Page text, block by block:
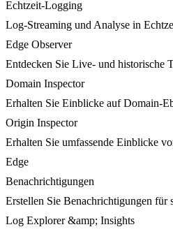
Echtzeit-Logging
Log-Streaming und Analyse in
Edge Observer
Entdecken Sie Live- und historische
Domain Inspector
Erhalten Sie Einblicke auf Domain-
Origin Inspector
Erhalten Sie umfassende Einblicke
Edge
Benachrichtigungen
Erstellen Sie Benachrichtigungen für
Log Explorer &amp; Insights